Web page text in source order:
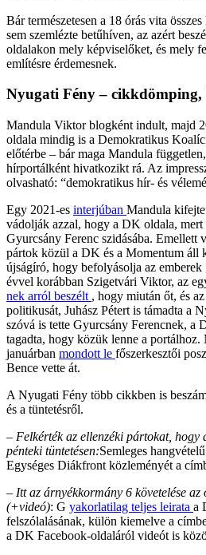
Bár természetesen a 18 órás vita
sem szemlézte betűhíven, az azért
oldalakon mely képviselőket, és mely
említésre érdemesnek.
Nyugati Fény – cikkdömping,
Mandula Viktor blogként indult, majd
oldala mindig is a Demokratikus
előtérbe – bár maga Mandula
hírportálként hivatkozikt rá. Az
olvasható: “demokratikus hír- és
Egy 2021-es interjúban Mandula
vádolják azzal, hogy a DK oldala, mert
Gyurcsány Ferenc szidásába. Emellett
pártok közül a DK és a Momentum áll
újságíró, hogy befolyásolja az
évvel korábban Szigetvári Viktor, az
nek arról beszélt , hogy miután őt, és
politikusát, Juhász Pétert is támadta a
szóvá is tette Gyurcsány Ferencnek, a
tagadta, hogy közük lenne a
januárban mondott le főszerkesztői
Bence vette át.
A Nyugati Fény több cikkben is
és a tüntetésről.
– Felkérték az ellenzéki pártokat, hogy
pénteki tüntetésen:Semleges hangvételű
Egységes Diákfront közleményét a
– Itt az árnyékkormány 6 követelése az
(+videó): G yakorlatilag teljes leirata a
felszólalásának, külön kiemelve a
a DK Facebook-oldaláról videót is